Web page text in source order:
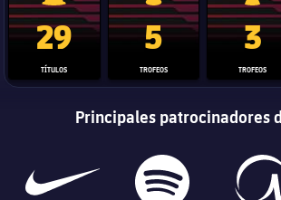
Trofeo de La Liga
29
TÍTULOS
Trofeo de la Liga de
5
TROFEOS
3
TROFEOS
Principales patrocinadores